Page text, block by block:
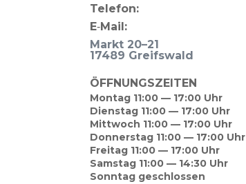
Tele­fon:
E‑Mail:
Markt 20–21
17489 Greifs­wald
ÖFFNUNGSZEITEN
Mon­tag 11:00 — 17:00 Uhr
Diens­tag 11:00 — 17:00 Uhr
Mitt­woch 11:00 — 17:00 Uhr
Don­ners­tag 11:00 — 17:00 Uhr
Frei­tag 11:00 — 17:00 Uhr
Sams­tag 11:00 — 14:30 Uhr
Sonn­tag geschlossen